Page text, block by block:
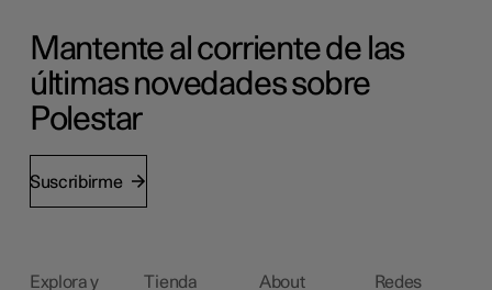
Mantente al corriente de las
últimas novedades sobre
Polestar
Suscribirme
Explora y
Tienda About
Redes